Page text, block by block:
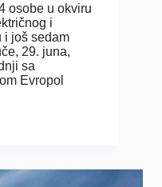
osobe u okviru
i
i još sedam
29. juna,
sa
Evropol